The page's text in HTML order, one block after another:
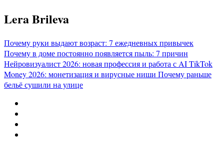
Перейти
к
Lera Brileva
Почему руки выдают возраст: 7 ежедневных привычек
Почему в доме постоянно появляется пыль: 7 причин
Нейровизуалист 2026: новая профессия и работа с AITikTok
Money 2026: монетизация и вирусные ниши Почему раньше
бельё сушили на улице